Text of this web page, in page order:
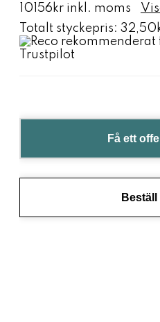
10156kr inkl. moms
Totalt styckepris:
Få ett